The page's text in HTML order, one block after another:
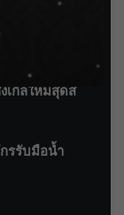
ะพง–ห้วย
เกิลใหม่สุดส
รรับมือน้ำ